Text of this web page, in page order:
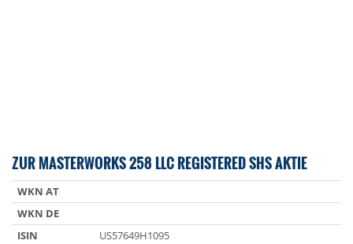
ZUR MASTERWORKS 258 LLC REGISTERED SHS AKTIE
WKN AT
WKN DE
ISIN
US57649H1095